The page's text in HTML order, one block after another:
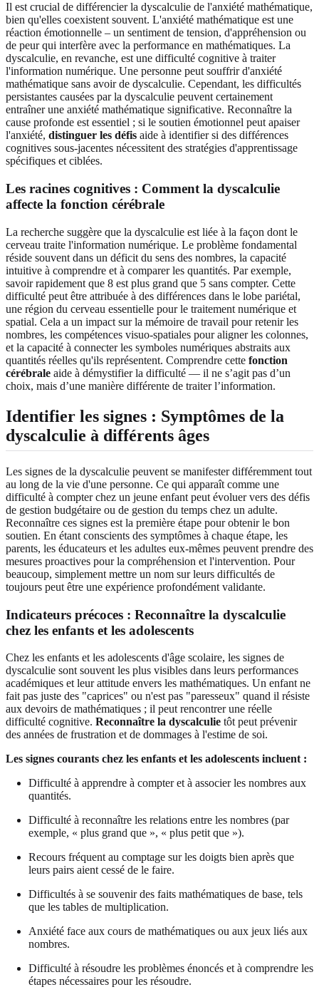
Il est crucial de différencier la dyscalculie de l'anxiété mathématique,
bien qu'elles coexistent souvent. L'anxiété mathématique est une
réaction émotionnelle – un sentiment de tension, d'appréhension ou
de peur qui interfère avec la performance en mathématiques. La
dyscalculie, en revanche, est une difficulté cognitive à traiter
l'information numérique. Une personne peut souffrir d'anxiété
mathématique sans avoir de dyscalculie. Cependant, les difficultés
persistantes causées par la dyscalculie peuvent certainement
entraîner une anxiété mathématique significative. Reconnaître la
cause profonde est essentiel ; si le soutien émotionnel peut apaiser
l'anxiété, distinguer les défis aide à identifier si des différences
cognitives sous-jacentes nécessitent des stratégies d'apprentissage
spécifiques et ciblées.
Les racines cognitives : Comment la dyscalculie
affecte la fonction cérébrale
La recherche suggère que la dyscalculie est liée à la façon dont le
cerveau traite l'information numérique. Le problème fondamental
réside souvent dans un déficit du sens des nombres, la capacité
intuitive à comprendre et à comparer les quantités. Par exemple,
savoir rapidement que 8 est plus grand que 5 sans compter. Cette
difficulté peut être attribuée à des différences dans le lobe pariétal,
une région du cerveau essentielle pour le traitement numérique et
spatial. Cela a un impact sur la mémoire de travail pour retenir les
nombres, les compétences visuo-spatiales pour aligner les colonnes,
et la capacité à connecter les symboles numériques abstraits aux
quantités réelles qu'ils représentent. Comprendre cette fonction
cérébrale aide à démystifier la difficulté — il ne s’agit pas d’un
choix, mais d’une manière différente de traiter l’information.
Identifier les signes : Symptômes de la
dyscalculie à différents âges
Les signes de la dyscalculie peuvent se manifester différemment tout
au long de la vie d'une personne. Ce qui apparaît comme une
difficulté à compter chez un jeune enfant peut évoluer vers des défis
de gestion budgétaire ou de gestion du temps chez un adulte.
Reconnaître ces signes est la première étape pour obtenir le bon
soutien. En étant conscients des symptômes à chaque étape, les
parents, les éducateurs et les adultes eux-mêmes peuvent prendre des
mesures proactives pour la compréhension et l'intervention. Pour
beaucoup, simplement mettre un nom sur leurs difficultés de
toujours peut être une expérience profondément validante.
Indicateurs précoces : Reconnaître la dyscalculie
chez les enfants et les adolescents
Chez les enfants et les adolescents d'âge scolaire, les signes de
dyscalculie sont souvent les plus visibles dans leurs performances
académiques et leur attitude envers les mathématiques. Un enfant ne
fait pas juste des "caprices" ou n'est pas "paresseux" quand il résiste
aux devoirs de mathématiques ; il peut rencontrer une réelle
difficulté cognitive. Reconnaître la dyscalculie tôt peut prévenir
des années de frustration et de dommages à l'estime de soi.
Les signes courants chez les enfants et les adolescents incluent :
Difficulté à apprendre à compter et à associer les nombres aux
quantités.
Difficulté à reconnaître les relations entre les nombres (par
exemple, « plus grand que », « plus petit que »).
Recours fréquent au comptage sur les doigts bien après que
leurs pairs aient cessé de le faire.
Difficultés à se souvenir des faits mathématiques de base, tels
que les tables de multiplication.
Anxiété face aux cours de mathématiques ou aux jeux liés aux
nombres.
Difficulté à résoudre les problèmes énoncés et à comprendre les
étapes nécessaires pour les résoudre.